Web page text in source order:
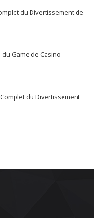
du Divertissement de
Game de Casino
du Divertissement